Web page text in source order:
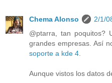
Chema Alonso
2/1/
@ptarra, tan poquitos?
grandes empresas. Así
soporte a kde 4
Aunque vistos los datos